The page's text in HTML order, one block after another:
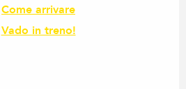
Come arrivare
Vado in treno!